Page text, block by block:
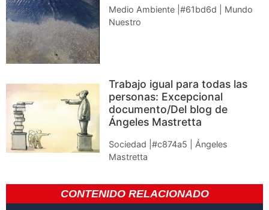
Medio Ambiente |#61bd6d | Mundo
Nuestro
Trabajo igual para todas las
personas: Excepcional
documento/Del blog de
Ángeles Mastretta
Sociedad |#c874a5 | Ángeles
Mastretta
CONTENIDO RELACIONADO